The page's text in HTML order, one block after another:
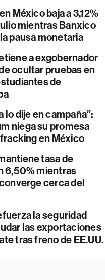
México baja a 3,12%
mientras Banxico
pausa monetaria
a exgobernador
ocultar pruebas en
de
lo dije en campaña”:
niega su promesa
en México
tasa de
6,50% mientras
cerca del
la seguridad
las exportaciones
tras freno de EE.UU.